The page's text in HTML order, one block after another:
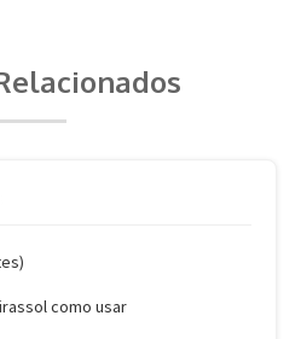
como usar